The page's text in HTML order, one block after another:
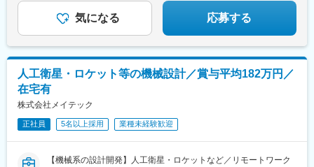
駅、名鉄名古屋駅、新富町駅(富山県)、東梅田駅、三宮駅(神戸新
交通)、西川緑道公園駅、本通駅、旦過駅、桜町駅(長崎県)、九品
寺交差点駅、市役所前駅(愛媛県)、甲東中学校前駅、淡路町駅、溜
駅、芝公園駅、田原町駅(東京都)、浅草橋駅、西大島駅、岩本町
駅、築地市場駅、神奈川駅、京急川崎駅、栄町駅(千葉県)、大阪難
波駅、東淀川駅、扇町駅(大阪府)、西新町駅、西大路三条駅、東向
口駅、スタジアムシティノース駅、七ツ屋駅、足羽山公園口駅、
横川一丁目駅、袋町駅、バスセンター前駅、片原町駅(香川県)、高
気になる 応募する
人工衛星・ロケット等の機械設計／賞与平均182万円／
在宅有
株式会社メイテック
正社員 5名以上採用 業種未経験歓迎
【機械系の設計開発】人工衛星・ロケットなど／リモートワーク